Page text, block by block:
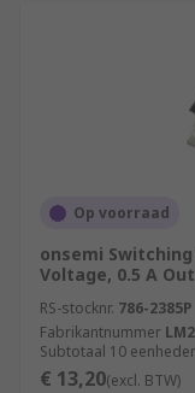
Op voorraad
onsemi
Voltage, 0.5 A
RS-stocknr. 786-2385P
Fabrikantnummer
Subtotaal 10
€ 13,20(excl. BTW)